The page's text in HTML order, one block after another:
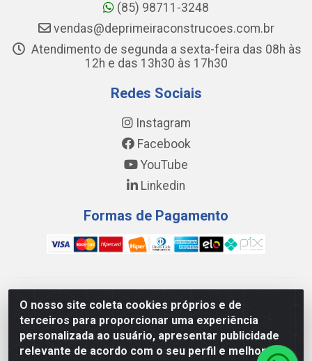
O nosso site coleta cookies próprios e de
terceiros para proporcionar uma experiência
personalizada ao usuário, apresentar publicidade
relevante de acordo com o seu perfil e melhorar a
(85) 98711-3248
vendas@deprimeiraconstrucoes.com.br
Atendimento de segunda a sexta-feira das 08h às
12h e das 13h30 às 17h30
Redes Sociais
Instagram
Facebook
YouTube
Linkedin
Formas de Pagamento
WING DISTRIBUIDORA COMÉRCIO E LOGÍSTICA DE MATERIAL
DE CONSTRUÇÕES LTDA - AV. DA INTEGRAÇÃO, 790 -
PATRÍCIA GOMES, CAUCAIA/CE - CEP 61.604-505 - CNPJ
17.523.384/0001-20